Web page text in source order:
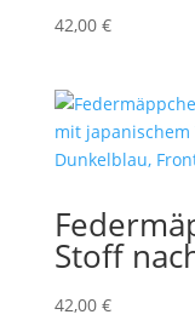
42,00 €
Stoff
42,00 €